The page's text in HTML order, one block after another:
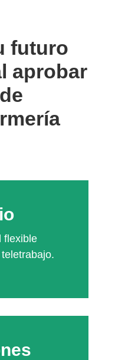
futuro
aprobar
flexible